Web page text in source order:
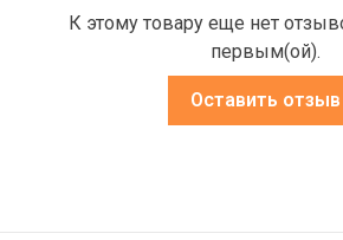
К этому товару еще нет
первым(ой).
Оставить отзыв